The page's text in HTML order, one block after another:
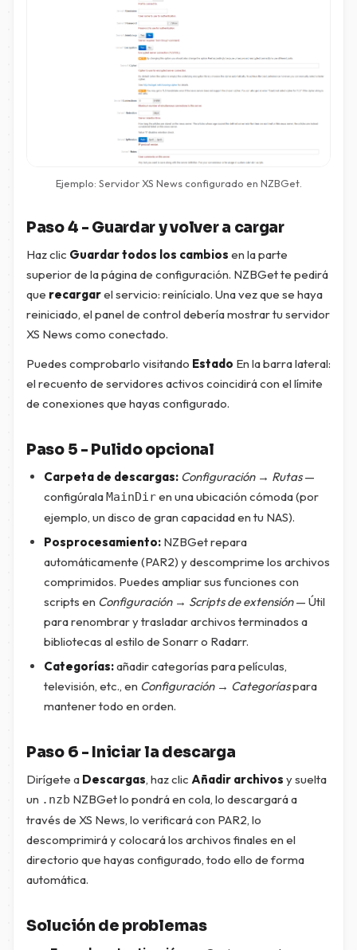
Ejemplo: Servidor XS News configurado en NZBGet.
Paso 4 - Guardar y volver a cargar
Haz clic Guardar todos los cambios en la parte
superior de la página de configuración. NZBGet te pedirá
que recargarel servicio: reinícialo. Una vez que se haya
reiniciado, el panel de control debería mostrar tu servidor
XS News como conectado.
Puedes comprobarlo visitando Estado En la barra lateral:
el recuento de servidores activos coincidirá con el límite
de conexiones que hayas configurado.
Paso 5 - Pulido opcional
Carpeta de descargas: Configuración → Rutas—
configúrala MainDiren una ubicación cómoda (por
ejemplo, un disco de gran capacidad en tu NAS).
Posprocesamiento: NZBGet repara
automáticamente (PAR2) y descomprime los archivos
comprimidos. Puedes ampliar sus funciones con
scripts en Configuración → Scripts de extensión— Útil
para renombrar y trasladar archivos terminados a
bibliotecas al estilo de Sonarr o Radarr.
Categorías:añadir categorías para películas,
televisión, etc., en Configuración → Categoríaspara
mantener todo en orden.
Paso 6 - Iniciar la descarga
Dirígete a Descargas, haz clic Añadir archivos y suelta
un .nzb NZBGet lo pondrá en cola, lo descargará a
través de XS News, lo verificará con PAR2, lo
descomprimirá y colocará los archivos finales en el
directorio que hayas configurado, todo ello de forma
automática.
Solución de problemas